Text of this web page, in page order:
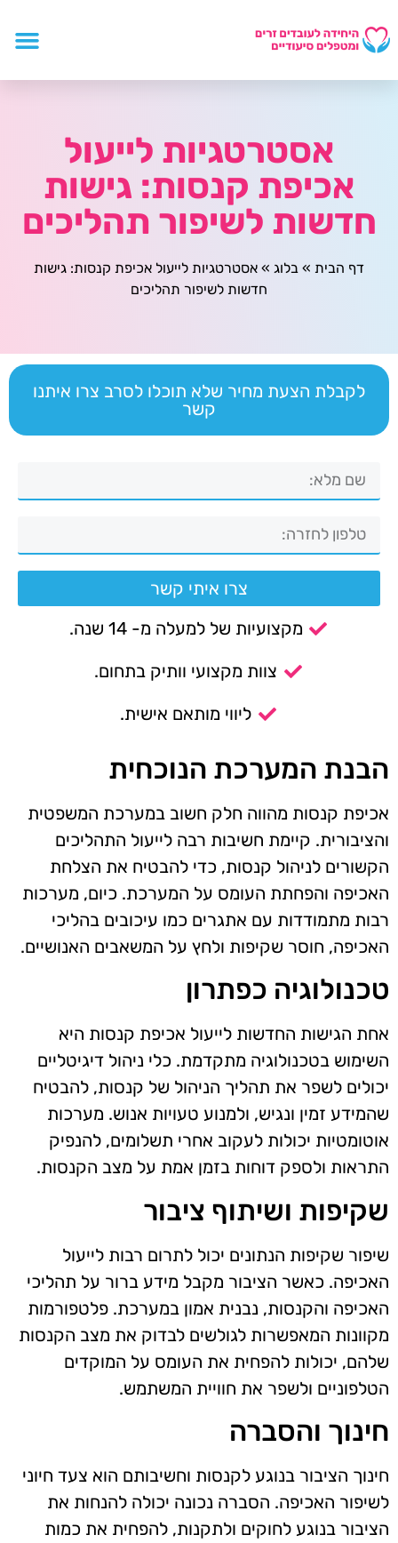
אסטרטגיות לייעול
אכיפת קנסות: גישות
חדשות לשיפור תהליכים
דף הבית » בלוג » אסטרטגיות לייעול אכיפת קנסות: גישות
חדשות לשיפור תהליכים
לקבלת הצעת מחיר שלא תוכלו לסרב צרו איתנו
קשר
צרו איתי קשר
מקצועיות של למעלה מ- 14 שנה.
צוות מקצועי וותיק בתחום.
ליווי מותאם אישית.
הבנת המערכת הנוכחית
אכיפת קנסות מהווה חלק חשוב במערכת המשפטית
והציבורית. קיימת חשיבות רבה לייעול התהליכים
הקשורים לניהול קנסות, כדי להבטיח את הצלחת
האכיפה והפחתת העומס על המערכת. כיום, מערכות
רבות מתמודדות עם אתגרים כמו עיכובים בהליכי
האכיפה, חוסר שקיפות ולחץ על המשאבים האנושיים.
טכנולוגיה כפתרון
אחת הגישות החדשות לייעול אכיפת קנסות היא
השימוש בטכנולוגיה מתקדמת. כלי ניהול דיגיטליים
יכולים לשפר את תהליך הניהול של קנסות, להבטיח
שהמידע זמין ונגיש, ולמנוע טעויות אנוש. מערכות
אוטומטיות יכולות לעקוב אחרי תשלומים, להנפיק
התראות ולספק דוחות בזמן אמת על מצב הקנסות.
שקיפות ושיתוף ציבור
שיפור שקיפות הנתונים יכול לתרום רבות לייעול
האכיפה. כאשר הציבור מקבל מידע ברור על תהליכי
האכיפה והקנסות, נבנית אמון במערכת. פלטפורמות
מקוונות המאפשרות לגולשים לבדוק את מצב הקנסות
שלהם, יכולות להפחית את העומס על המוקדים
הטלפוניים ולשפר את חוויית המשתמש.
חינוך והסברה
חינוך הציבור בנוגע לקנסות וחשיבותם הוא צעד חיוני
לשיפור האכיפה. הסברה נכונה יכולה להנחות את
הציבור בנוגע לחוקים ולתקנות, להפחית את כמות